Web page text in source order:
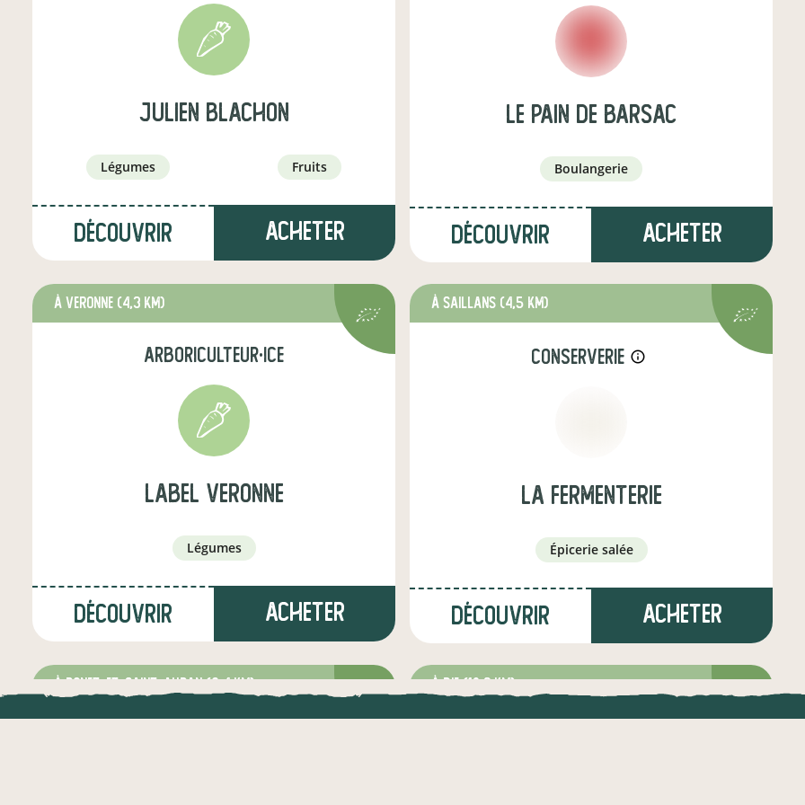
julien blachon
légumes fruits
Découvrir Acheter
le pain de barsac
boulangerie
Découvrir Acheter
à veronne (4,3 km)
arboriculteur·ice
label veronne
légumes
Découvrir Acheter
à Saillans (4,5 km)
conserverie info_outline
La Fermenterie
épicerie salée
Découvrir Acheter
à ponet-et-saint-auban(9,4 km) à die(10,3 km)